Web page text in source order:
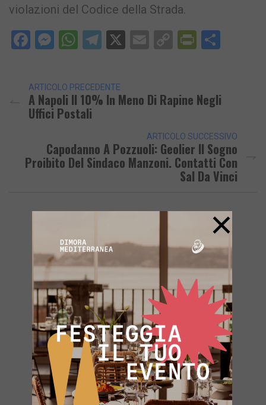
violazioni del Codice della Strada.
Facebook
Messenger
WhatsApp
Telegram
X EmailCopy
ARTICOLO PRECEDENTE
A Napoli Il 10% In Meno Di Rapine Negli
Uffici Postali
ARTICOLO SUCCESSIVO
Capodanno A Pozzuoli: Geolier Il Sogno
Proibito Del Sindaco Manzoni. Contatti Con
Sal Da Vinci
×